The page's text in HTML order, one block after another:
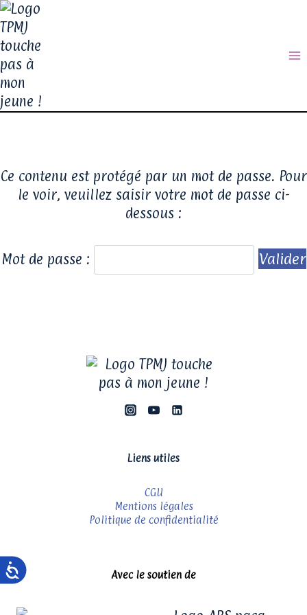
Ce contenu est protégé par un mot de passe. Pour
le voir, veuillez saisir votre mot de passe ci-
dessous :
Mot de passe :
Liens utiles
CGU
Mentions légales
Politique de confidentialité
Avec le soutien de